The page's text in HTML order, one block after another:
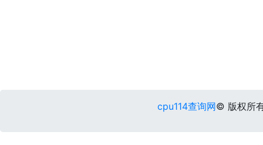
cpu114查询网© 版权所